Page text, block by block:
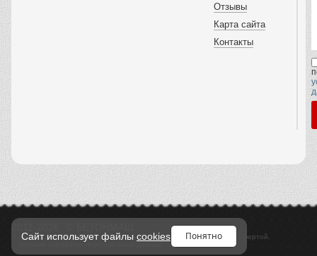
Отзывы
Карта сайта
Контакты
2011-2026
Информация, предоставленная на сайте, не является публичной офертой.
Условия обработки персональных данных
Сайт использует файлы cookies Понятно